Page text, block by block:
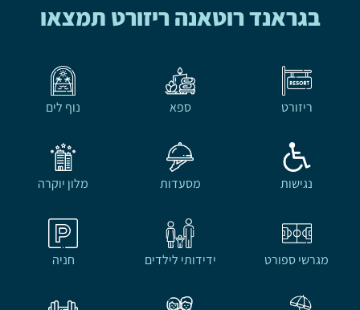
בגראנד רוטאנה ריזורט תמצאו
ריזורט ספא נוף לים
נגישות מסעדות מלון יוקרה
מגרשי ספורט ידידותי לילדים חניה